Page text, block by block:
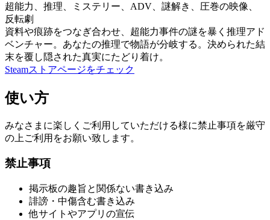
超能力、推理、ミステリー、ADV、謎解き、圧巻の映像、
反転劇
資料や痕跡をつなぎ合わせ、超能力事件の謎を暴く推理アド
ベンチャー。あなたの推理で物語が分岐する。決められた結
末を覆し隠された真実にたどり着け。
Steamストアページをチェック
使い方
みなさまに楽しくご利用していただける様に禁止事項を厳守
の上ご利用をお願い致します。
禁止事項
掲示板の趣旨と関係ない書き込み
誹謗・中傷含む書き込み
他サイトやアプリの宣伝